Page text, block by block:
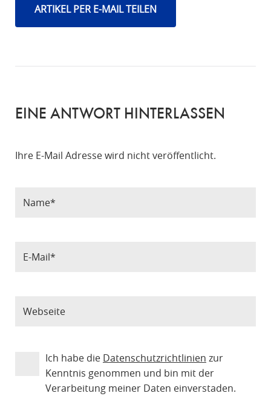
ARTIKEL PER E-MAIL TEILEN
EINE ANTWORT HINTERLASSEN
Ihre E-Mail Adresse wird nicht veröffentlicht.
Ich habe die Datenschutzrichtlinien zur
Kenntnis genommen und bin mit der
Verarbeitung meiner Daten einverstaden.